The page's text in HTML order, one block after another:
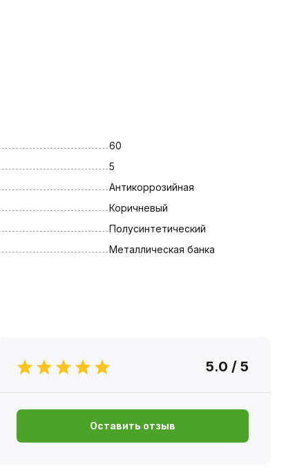
60
5
Антикоррозийная
Коричневый
Полусинтетический
Металлическая банка
5.0 / 5
Оставить отзыв